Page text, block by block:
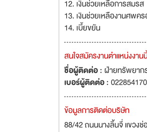
12. เงินช่วยเหลือการสมรส
13. เงินช่วยเหลืองานศพค
14. เบี้ยขยัน
สนใจสมัครงานตำแหน่งงา
ชื่อผู้ติดต่อ :ฝ่ายทรัพยาก
เบอร์ผู้ติดต่อ :022854170
ข้อมูลการติดต่อบริษัท
88/42 ถนนนางลิ้นจี่ แขวงช่